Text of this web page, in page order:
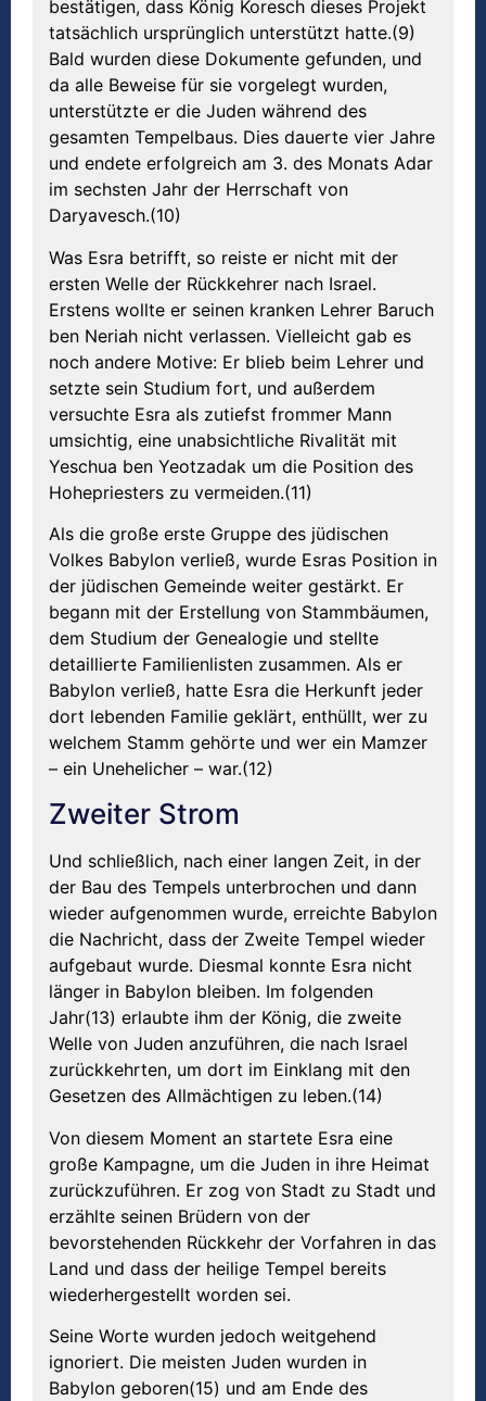
bestätigen, dass König Koresch dieses Projekt
tatsächlich ursprünglich unterstützt hatte.(9)
Bald wurden diese Dokumente gefunden, und
da alle Beweise für sie vorgelegt wurden,
unterstützte er die Juden während des
gesamten Tempelbaus. Dies dauerte vier Jahre
und endete erfolgreich am 3. des Monats Adar
im sechsten Jahr der Herrschaft von
Daryavesch.(10)
Was Esra betrifft, so reiste er nicht mit der
ersten Welle der Rückkehrer nach Israel.
Erstens wollte er seinen kranken Lehrer Baruch
ben Neriah nicht verlassen. Vielleicht gab es
noch andere Motive: Er blieb beim Lehrer und
setzte sein Studium fort, und außerdem
versuchte Esra als zutiefst frommer Mann
umsichtig, eine unabsichtliche Rivalität mit
Yeschua ben Yeotzadak um die Position des
Hohepriesters zu vermeiden.(11)
Als die große erste Gruppe des jüdischen
Volkes Babylon verließ, wurde Esras Position in
der jüdischen Gemeinde weiter gestärkt. Er
begann mit der Erstellung von Stammbäumen,
dem Studium der Genealogie und stellte
detaillierte Familienlisten zusammen. Als er
Babylon verließ, hatte Esra die Herkunft jeder
dort lebenden Familie geklärt, enthüllt, wer zu
welchem ​​Stamm gehörte und wer ein Mamzer
– ein Unehelicher – war.(12)
Zweiter Strom
Und schließlich, nach einer langen Zeit, in der
der Bau des Tempels unterbrochen und dann
wieder aufgenommen wurde, erreichte Babylon
die Nachricht, dass der Zweite Tempel wieder
aufgebaut wurde. Diesmal konnte Esra nicht
länger in Babylon bleiben. Im folgenden
Jahr(13) erlaubte ihm der König, die zweite
Welle von Juden anzuführen, die nach Israel
zurückkehrten, um dort im Einklang mit den
Gesetzen des Allmächtigen zu leben.(14)
Von diesem Moment an startete Esra eine
große Kampagne, um die Juden in ihre Heimat
zurückzuführen. Er zog von Stadt zu Stadt und
erzählte seinen Brüdern von der
bevorstehenden Rückkehr der Vorfahren in das
Land und dass der heilige Tempel bereits
wiederhergestellt worden sei.
Seine Worte wurden jedoch weitgehend
ignoriert. Die meisten Juden wurden in
Babylon geboren(15) und am Ende des